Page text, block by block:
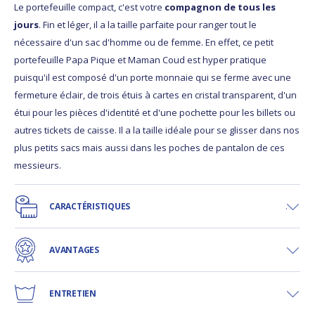
Le portefeuille compact, c'est votre compagnon de tous les
jours. Fin et léger, il a la taille parfaite pour ranger tout le
nécessaire d'un sac d'homme ou de femme. En effet, ce petit
portefeuille Papa Pique et Maman Coud est hyper pratique
puisqu'il est composé d'un porte monnaie qui se ferme avec une
fermeture éclair, de trois étuis à cartes en cristal transparent, d'un
étui pour les pièces d'identité et d'une pochette pour les billets ou
autres tickets de caisse. Il a la taille idéale pour se glisser dans nos
plus petits sacs mais aussi dans les poches de pantalon de ces
messieurs.
CARACTÉRISTIQUES
AVANTAGES
ENTRETIEN